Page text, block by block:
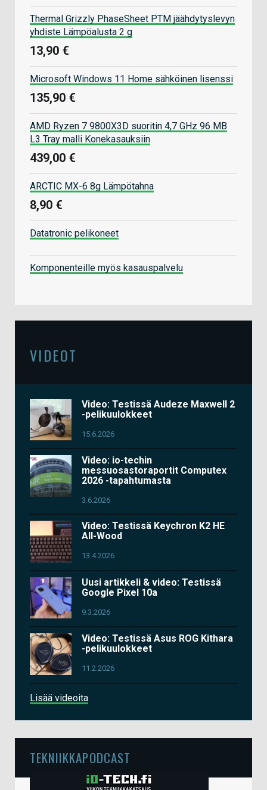
Thermal Grizzly PhaseSheet PTM jäähdytyslevyn
yhdiste Lämpöalusta 2 g
13,90 €
Microsoft Windows 11 Home sähköinen lisenssi
135,90 €
AMD Ryzen 7 9800X3D suoritin 4,7 GHz 96 MB
L3 Tray malli Konekasauksiin
439,00 €
ARCTIC MX-6 8g Lämpötahna
8,90 €
Datatronic pelikoneet
Komponenteille myös kasauspalvelu
VIDEOT
Video: Testissä Audeze Maxwell 2
-pelikuulokkeet
15.6.2026
Video: io-techin
messuosastoraportit Computex
2026 -tapahtumasta
3.6.2026
Video: Testissä Keychron K2 HE
All-Wood
13.4.2026
Uusi artikkeli & video: Testissä
Google Pixel 10a
9.3.2026
Video: Testissä Asus ROG Kithara
-pelikuulokkeet
11.2.2026
Lisää videoita
TEKNIIKKAPODCAST